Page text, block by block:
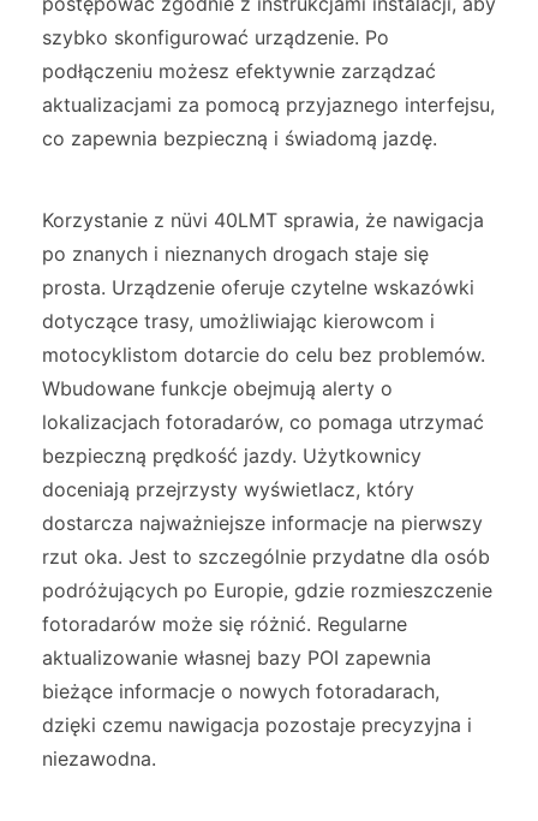
szybko skonfigurować urządzenie. Po
podłączeniu możesz efektywnie zarządzać
aktualizacjami za pomocą przyjaznego interfejsu,
co zapewnia bezpieczną i świadomą jazdę.
Korzystanie z nüvi 40LMT sprawia, że nawigacja
po znanych i nieznanych drogach staje się
prosta. Urządzenie oferuje czytelne wskazówki
dotyczące trasy, umożliwiając kierowcom i
motocyklistom dotarcie do celu bez problemów.
Wbudowane funkcje obejmują alerty o
lokalizacjach fotoradarów, co pomaga utrzymać
bezpieczną prędkość jazdy. Użytkownicy
doceniają przejrzysty wyświetlacz, który
dostarcza najważniejsze informacje na pierwszy
rzut oka. Jest to szczególnie przydatne dla osób
podróżujących po Europie, gdzie rozmieszczenie
fotoradarów może się różnić. Regularne
aktualizowanie własnej bazy POI zapewnia
bieżące informacje o nowych fotoradarach,
dzięki czemu nawigacja pozostaje precyzyjna i
niezawodna.